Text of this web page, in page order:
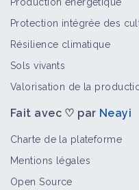
Protection intégrée des
Résilience climatique
Sols vivants
Valorisation de la
Fait avec ♡ par Neayi
Charte de la plateforme
Mentions légales
Open Source